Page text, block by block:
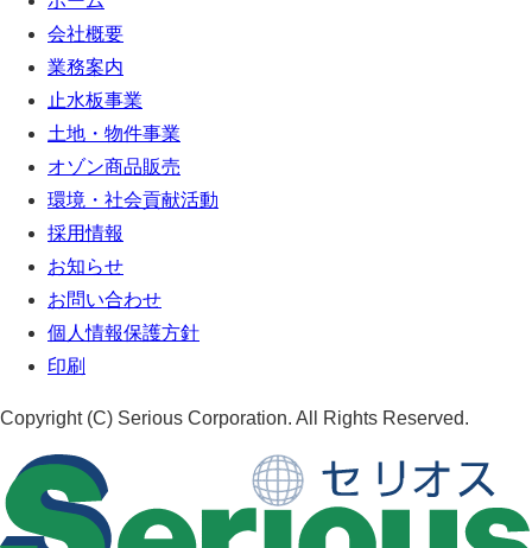
会社概要
業務案内
止水板事業
土地・物件事業
オゾン商品販売
環境・社会貢献活動
採用情報
お知らせ
お問い合わせ
個人情報保護方針
印刷
Copyright (C) Serious Corporation. All Rights Reserved.